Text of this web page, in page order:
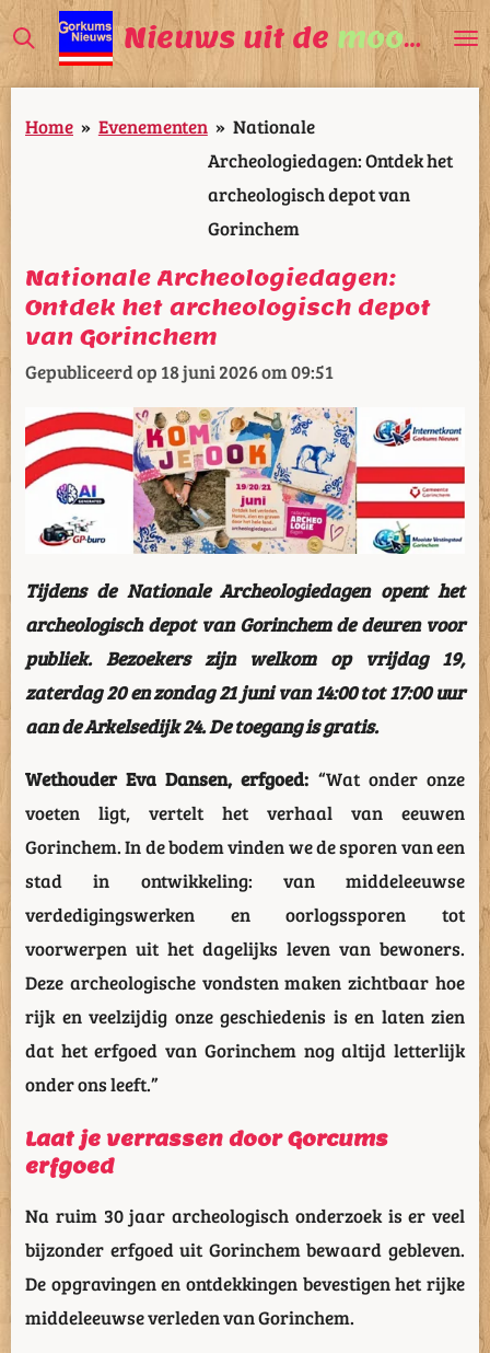
Ga
direct
naar
de
Nieuws uit de mooiste
Home » Evenementen » Nationale
Archeologiedagen: Ontdek het
archeologisch depot van
Gorinchem
Nationale Archeologiedagen:
Ontdek het archeologisch depot
van Gorinchem
Gepubliceerd op 18 juni 2026 om 09:51
Tijdens de Nationale Archeologiedagen opent het
archeologisch depot van Gorinchem de deuren voor
publiek. Bezoekers zijn welkom op vrijdag 19,
zaterdag 20 en zondag 21 juni van 14:00 tot 17:00 uur
aan de Arkelsedijk 24. De toegang is gratis.
Wethouder Eva Dansen, erfgoed: “Wat onder onze
voeten ligt, vertelt het verhaal van eeuwen
Gorinchem. In de bodem vinden we de sporen van een
stad in ontwikkeling: van middeleeuwse
verdedigingswerken en oorlogssporen tot
voorwerpen uit het dagelijks leven van bewoners.
Deze archeologische vondsten maken zichtbaar hoe
rijk en veelzijdig onze geschiedenis is en laten zien
dat het erfgoed van Gorinchem nog altijd letterlijk
onder ons leeft.”
Laat je verrassen door Gorcums
erfgoed
Na ruim 30 jaar archeologisch onderzoek is er veel
bijzonder erfgoed uit Gorinchem bewaard gebleven.
De opgravingen en ontdekkingen bevestigen het rijke
middeleeuwse verleden van Gorinchem.